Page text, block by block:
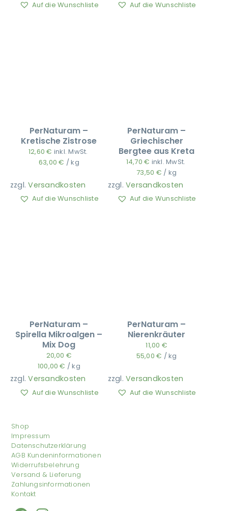
Auf die Wunschliste Auf die Wunschliste
PerNaturam –
Kretische Zistrose
12,60€ inkl. MwSt.
63,00€ /kg
zzgl.Versandkosten
Auf die Wunschliste
PerNaturam –
Griechischer
Bergtee aus Kreta
14,70€ inkl. MwSt.
73,50 € / kg
zzgl.Versandkosten
Auf die Wunschliste
PerNaturam –
Spirella Mikroalgen –
Mix Dog
20,00 €
100,00€ /kg
zzgl.Versandkosten
Auf die Wunschliste
PerNaturam –
Nierenkräuter
11,00 €
55,00€ /kg
zzgl.Versandkosten
Auf die Wunschliste
Shop
Impressum
Datenschutzerklärung
AGB Kundeninformationen
Widerrufsbelehrung
Versand & Lieferung
Zahlungsinformationen
Kontakt